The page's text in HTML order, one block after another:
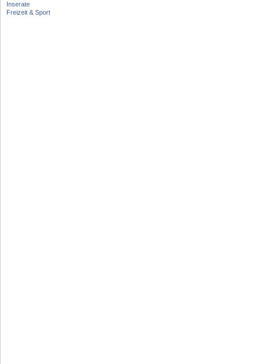
Inserate
Freizeit & Sport